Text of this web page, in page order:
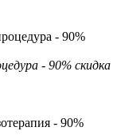
- 90% скидка